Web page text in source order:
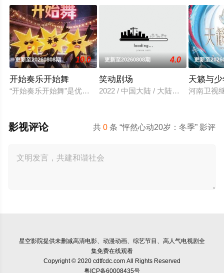
更新至20260808期 10.0
开始奏乐开始舞
“开始奏乐开始舞”是优酷2026年即将推出的一档全新音乐类综
更新至20260808期 4.0
笑动剧场
2022 / 中国大陆 / 大陆综艺
更新至
天籁与
河南卫视
共0 条 “怦然心动20岁：冬季” 影评
影视评论
星空影院提供未删减高清电影、动漫动画、综艺节目、高人气电视剧全
集免费在线观看
Copyright © 2020 cdtfcdc.com All Rights Reserved
粤ICP备60008435号